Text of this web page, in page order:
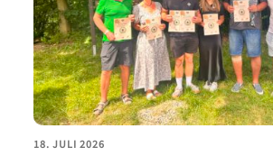
18. JULI 2026